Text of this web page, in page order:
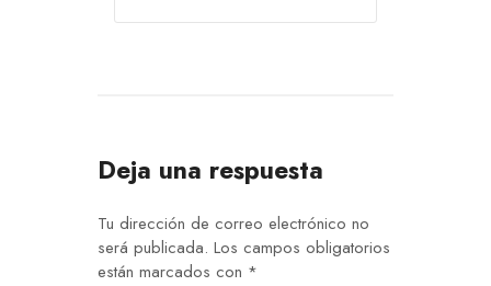
Deja una respuesta
Tu dirección de correo electrónico no
será publicada. Los campos obligatorios
están marcados con *